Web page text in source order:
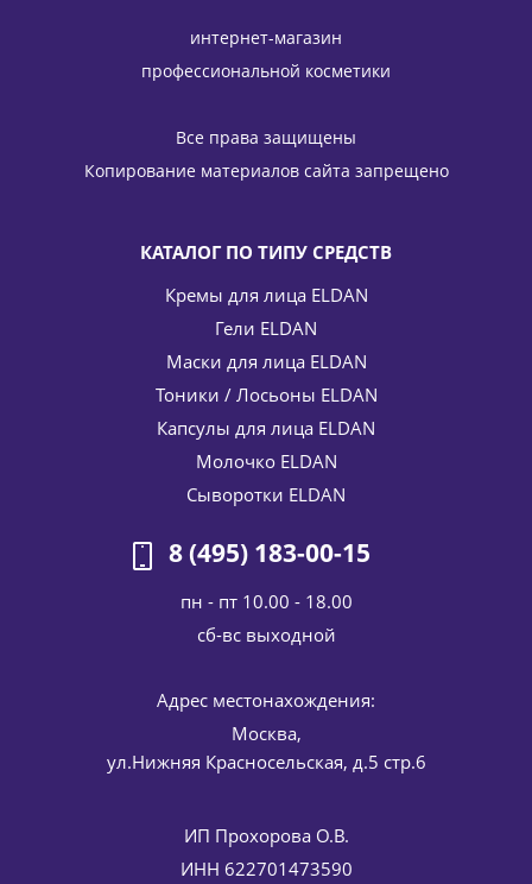
интернет-магазин
профессиональной косметики
Все права защищены
Копирование материалов сайта запрещено
КАТАЛОГ ПО ТИПУ СРЕДСТВ
Кремы для лица ELDAN
Гели ELDAN
Маски для лица ELDAN
Тоники / Лосьоны ELDAN
Капсулы для лица ELDAN
Молочко ELDAN
Сыворотки ELDAN
8 (495) 183-00-15
пн - пт 10.00 - 18.00
cб-вс выходной
Адрес местонахождения:
Москва,
ул.Нижняя Красносельская, д.5 стр.6
ИП Прохорова О.В.
ИНН 622701473590